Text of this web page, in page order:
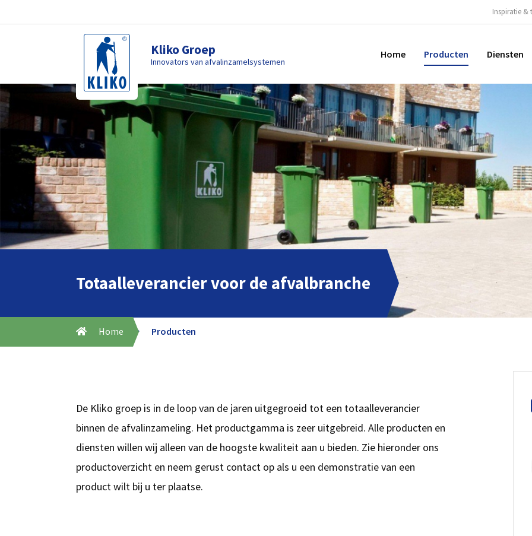
Inspiratie &
Kliko Groep
Innovators van afvalinzamelsystemen
Home Producten Diensten
Totaalleverancier voor de afvalbranche
Home Producten
De Kliko groep is in de loop van de jaren uitgegroeid tot een totaalleverancier
binnen de afvalinzameling. Het productgamma is zeer uitgebreid. Alle producten en
diensten willen wij alleen van de hoogste kwaliteit aan u bieden. Zie hieronder ons
productoverzicht en neem gerust contact op als u een demonstratie van een
product wilt bij u ter plaatse.